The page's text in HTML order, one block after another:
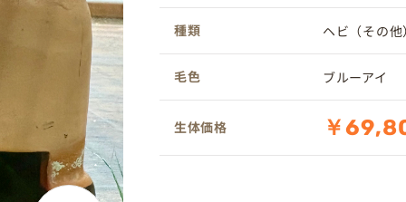
種類 ヘビ（その他
毛色 ブルーアイ
生体価格 ￥